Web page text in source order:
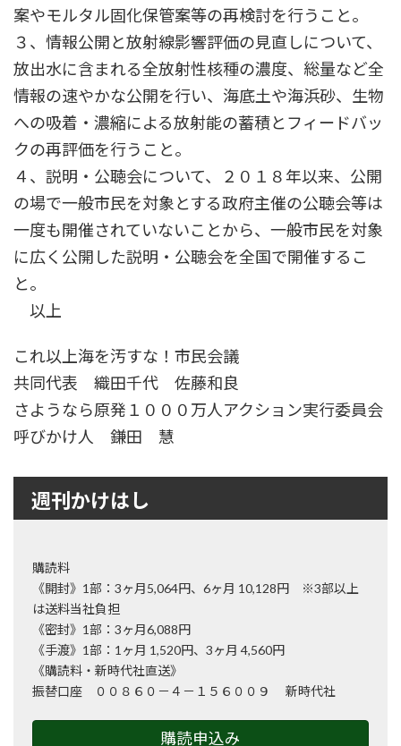
案やモルタル固化保管案等の再検討を行うこと。
３、情報公開と放射線影響評価の見直しについて、
放出水に含まれる全放射性核種の濃度、総量など全
情報の速やかな公開を行い、海底土や海浜砂、生物
への吸着・濃縮による放射能の蓄積とフィードバッ
クの再評価を行うこと。
４、説明・公聴会について、２０１８年以来、公開
の場で一般市民を対象とする政府主催の公聴会等は
一度も開催されていないことから、一般市民を対象
に広く公開した説明・公聴会を全国で開催するこ
と。
以上
これ以上海を汚すな！市民会議
共同代表 織田千代 佐藤和良
さようなら原発１０００万人アクション実行委員会
呼びかけ人 鎌田 慧
週刊かけはし
購読料
《開封》1部：3ヶ月5,064円、6ヶ月 10,128円 ※3部以上
は送料当社負担
《密封》1部：3ヶ月6,088円
《手渡》1部：1ヶ月 1,520円、3ヶ月 4,560円
《購読料・新時代社直送》
振替口座 ００８６０－４－１５６００９ 新時代社
購読申込み